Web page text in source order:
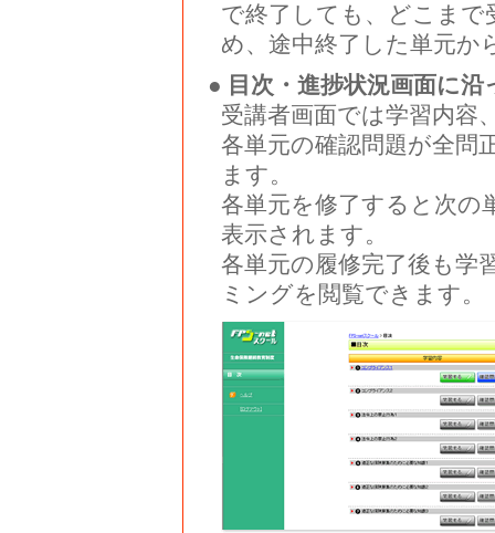
で終了しても、どこま
め、途中終了した単元か
● 目次・進捗状況画面に沿
受講者画面では学習内容
各単元の確認問題が全問
ます。
各単元を修了すると次の
表示されます。
各単元の履修完了後も学
ミングを閲覧できます。